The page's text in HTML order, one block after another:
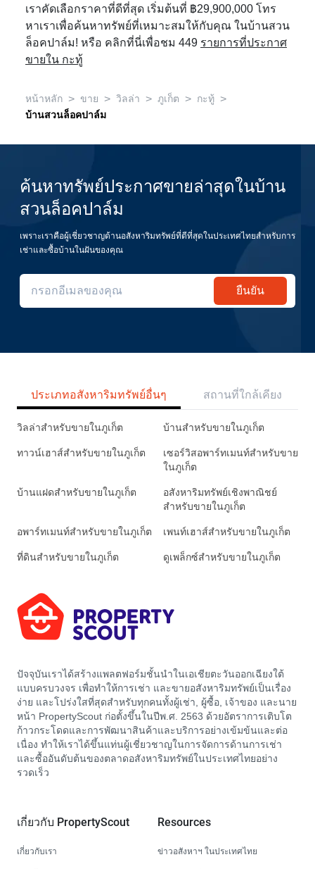
เราคัดเลือกราคาที่ดีที่สุด เริ่มต้นที่ ฿29,900,000 โทร
หาเราเพื่อค้นหาทรัพย์ที่เหมาะสมให้กับคุณ ในบ้านสวน
ล็อคปาล์ม! หรือ คลิกที่นี่เพื่อชม 449 รายการที่ประกาศ
ขายใน กะทู้
หน้าหลัก > ขาย > วิลล่า > ภูเก็ต > กะทู้ >
บ้านสวนล็อคปาล์ม
ค้นหาทรัพย์ประกาศขายล่าสุดในบ้าน
สวนล็อคปาล์ม
เพราะเราคือผู้เชี่ยวชาญด้านอสังหาริมทรัพย์ที่ดีที่สุดในประเทศไทยสำหรับการ
เช่าและซื้อบ้านในฝันของคุณ
ยืนยัน
ประเภทอสังหาริมทรัพย์อื่นๆ สถานที่ใกล้เคียง
วิลล่าสำหรับขายในภูเก็ต บ้านสำหรับขายในภูเก็ต
ทาวน์เฮาส์สำหรับขายในภูเก็ต
เซอร์วิสอพาร์ทเมนท์สำหรับขาย
ในภูเก็ต
บ้านแฝดสำหรับขายในภูเก็ต
อสังหาริมทรัพย์เชิงพาณิชย์
สำหรับขายในภูเก็ต
อพาร์ทเมนท์สำหรับขายในภูเก็ต เพนท์เฮาส์สำหรับขายในภูเก็ต
ที่ดินสำหรับขายในภูเก็ต ดูเพล็กซ์สำหรับขายในภูเก็ต
ปัจจุบันเราได้สร้างแพลตฟอร์มชั้นนำในเอเชียตะวันออกเฉียงใต้
แบบครบวงจร เพื่อทำให้การเช่า และขายอสังหาริมทรัพย์เป็นเรื่อง
ง่าย และโปร่งใสที่สุดสำหรับทุกคนทั้งผู้เช่า, ผู้ซื้อ, เจ้าของ และนาย
หน้า PropertyScout ก่อตั้งขึ้นในปีพ.ศ. 2563 ด้วยอัตราการเติบโต
ก้าวกระโดดและการพัฒนาสินค้าและบริการอย่างเข้มข้นและต่อ
เนื่อง ทำให้เราได้ขึ้นแท่นผู้เชี่ยวชาญในการจัดการด้านการเช่า
และซื้ออันดับต้นของตลาดอสังหาริมทรัพย์ในประเทศไทยอย่าง
รวดเร็ว
เกี่ยวกับ PropertyScout
เกี่ยวกับเรา
Resources
ข่าวอสังหาฯ ในประเทศไทย